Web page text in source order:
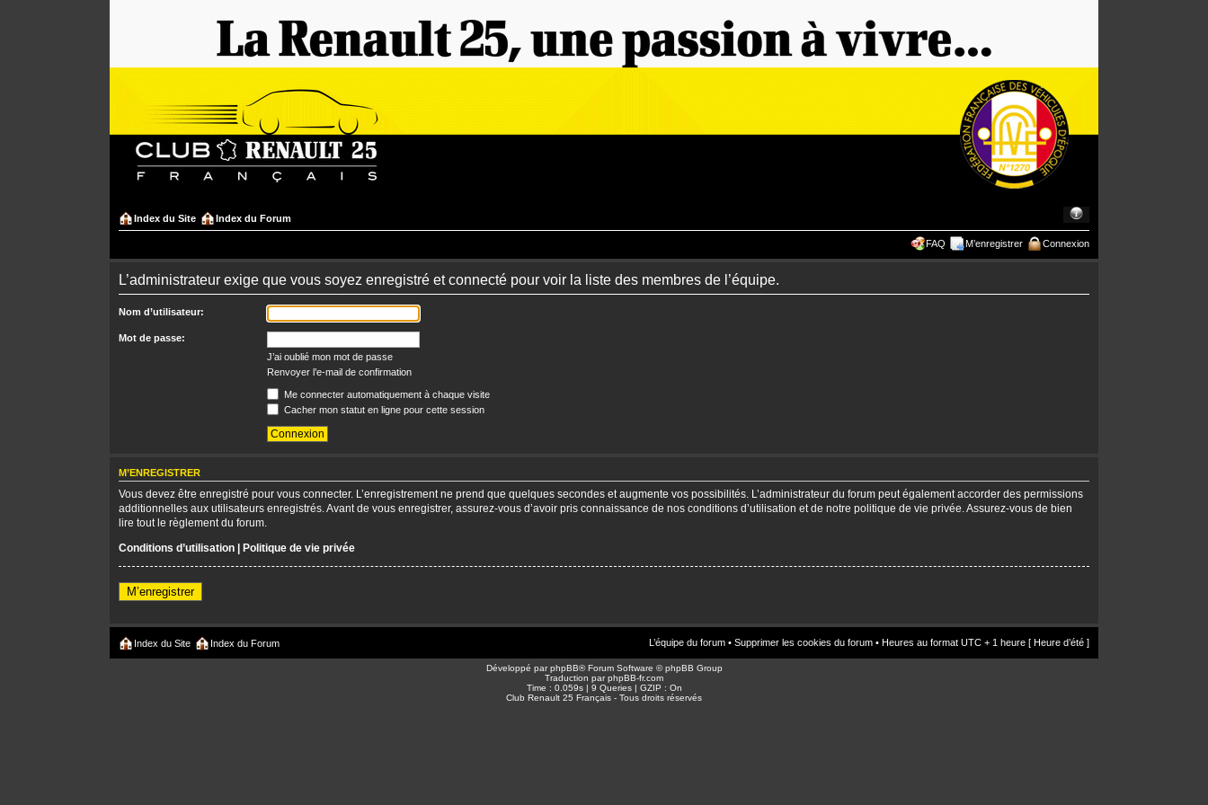
Index du Site Index du Forum
FAQ M’enregistrer Connexion
L’administrateur exige que vous soyez enregistré et connecté pour voir la liste des membres de l’équipe.
Nom d’utilisateur:
Mot de passe:
J’ai oublié mon mot de passe
Renvoyer l’e-mail de confirmation
Me connecter automatiquement à chaque visite
Cacher mon statut en ligne pour cette session
M’ENREGISTRER
Vous devez être enregistré pour vous connecter. L’enregistrement ne prend que quelques secondes et augmente vos possibilités. L’administrateur du forum peut également accorder des permissions
additionnelles aux utilisateurs enregistrés. Avant de vous enregistrer, assurez-vous d’avoir pris connaissance de nos conditions d’utilisation et de notre politique de vie privée. Assurez-vous de bien
lire tout le règlement du forum.
Conditions d’utilisation | Politique de vie privée
M’enregistrer
Index du Site Index du Forum L’équipe du forum • Supprimer les cookies du forum • Heures au format UTC + 1 heure [ Heure d’été ]
Développé parphpBB® Forum Software © phpBB Group
Traduction parphpBB-fr.com
Time : 0.059s | 9 Queries | GZIP : On
Club Renault 25 Français - Tous droits réservés